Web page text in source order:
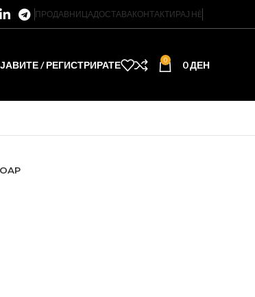
ПРОДАВНИЦАДОСТАВАКОНТАКТИРАЈ НÈ
/ РЕГИСТРИРАТЕ 0 0ДЕН